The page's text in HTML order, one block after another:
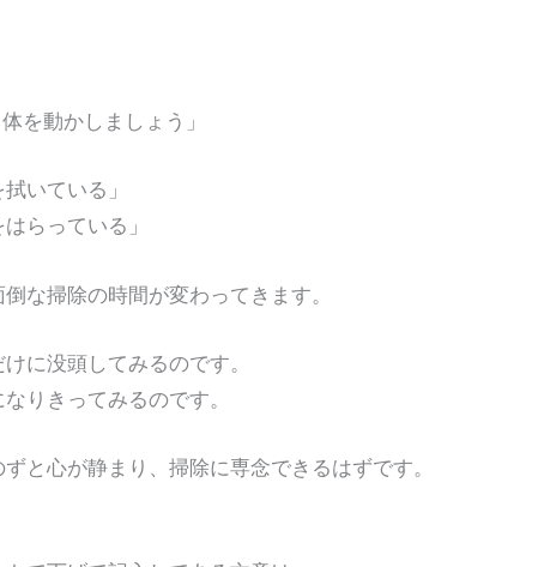
を動かしましょう」
ている」
っている」
掃除の時間が変わってきます。
没頭してみるのです。
きってみるのです。
心が静まり、掃除に専念できるはずです。